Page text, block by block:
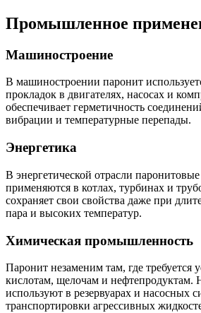
Промышленное
Машиностроение
В машиностроении паронит
прокладок в двигателях, насосах и
обеспечивает герметичность
вибрации и температурные перепады.
Энергетика
В энергетической отрасли
применяются в котлах, турбинах и
сохраняет свои свойства даже при
пара и высоких температур.
Химическая промышленность
Паронит незаменим там, где требуется
кислотам, щелочам и нефтепродуктам.
используют в резервуарах и насосных
транспортировки агрессивных